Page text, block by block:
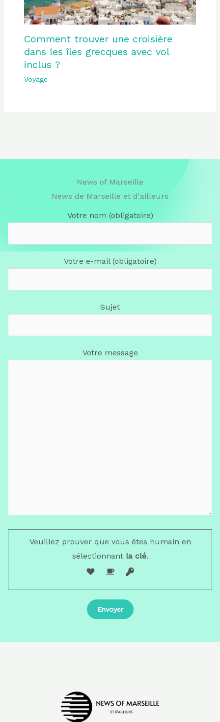
Comment trouver une croisière
dans les îles grecques avec vol
inclus ?
Voyage
News of Marseille
News de Marseille et d'ailleurs
Votre nom (obligatoire)
Votre e-mail (obligatoire)
Sujet
Votre message
Veuillez prouver que vous êtes humain en
sélectionnantla clé.